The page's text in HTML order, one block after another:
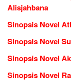
Alisjahbana
Sinopsis Novel
Sinopsis Novel
Sinopsis Novel
Sinopsis Novel